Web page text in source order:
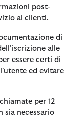
post-
ai clienti.
di
alle
essere certi di
ed evitare
per 12
sia necessario